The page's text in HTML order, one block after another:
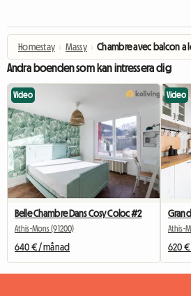
Homestay › Massy › Chambre avec balcon a
Andra boenden som kan intressera dig
Video
Belle Chambre Dans Cosy Coloc #2
Athis-Mons (91200)
640 € / månad
Video
Athis-
620 €